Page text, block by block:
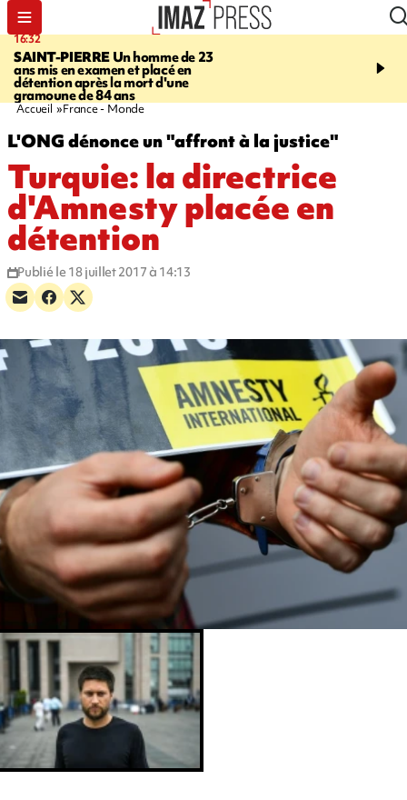
16:32
SAINT-PIERREUn homme de 23
ans mis en examen et placé en
détention après la mort d'une
gramoune de 84 ans
21:08
et Turquie scellent un
Accueil France - Monde
L'ONG dénonce un "affront à la justice"
Turquie: la directrice
d'Amnesty placée en
détention
Publié le 18 juillet 2017 à 14:13